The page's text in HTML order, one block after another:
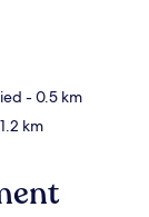
- 0.5 km
km